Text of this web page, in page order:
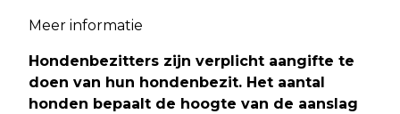
Meer informatie
Hondenbezitters zijn verplicht aangifte te
doen van hun hondenbezit. Het aantal
honden bepaalt de hoogte van de aanslag